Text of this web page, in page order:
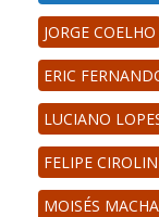
JORGE COELHO
ERIC
LUCIANO
FELIPE
MOISÉS